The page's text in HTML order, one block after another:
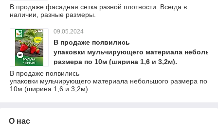
функциональность и эстетичный внешний
вид.
В продаже фасадная сетка разной плотности. Всегда в
наличии, разные размеры.
09.05.2024
В продаже появились
упаковки мульчирующего материала
размера по 10м (ширина 1,6 и 3,2м).
В продаже появились
упаковки мульчирующего материала небольшого размера по
10м (ширина 1,6 и 3,2м).
О нас